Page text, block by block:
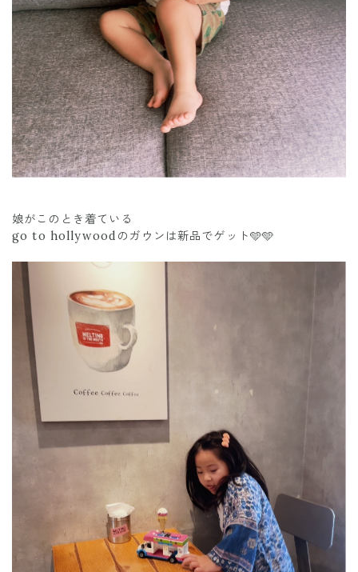
娘がこのとき着ている
go to hollywoodのガウンは新品でゲット🩵🩵